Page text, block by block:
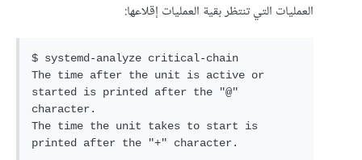
العمليات التي تنتظر بقية العمليات إقلاعها:
$ systemd-analyze critical-chain
The time after the unit is active or
started is printed after the "@"
character.
The time the unit takes to start is
printed after the "+" character.